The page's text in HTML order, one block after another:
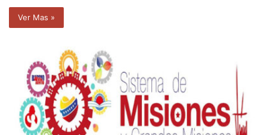
Ver Mas »